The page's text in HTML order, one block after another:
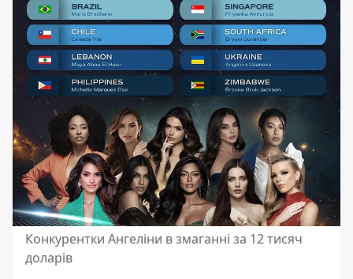
Конкурентки Ангеліни в змаганні за 12 тисяч
доларів